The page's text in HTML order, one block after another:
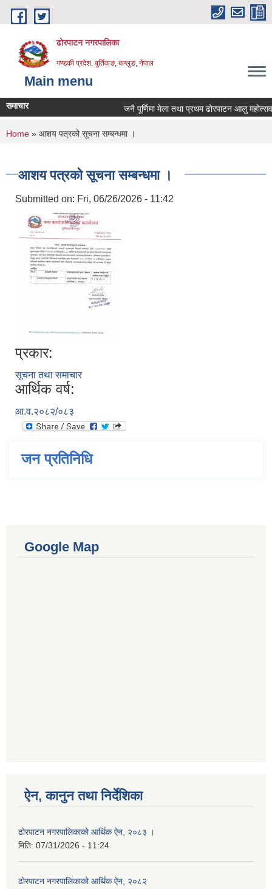
Skip to main content
ढोरपाटन नगरपालिका
गण्डकी प्रदेश, बुर्तिवाङ, बाग्लुङ, नेपाल
Main menu
समाचार जनै पूर्णिमा मेला तथा प्रथम ढोरपाटन आलु
You are here
Home » आशय पत्रको सूचना सम्बन्धमा ।
आशय पत्रको सूचना सम्बन्धमा ।
Submitted on: Fri, 06/26/2026 - 11:42
प्रकार:
सूचना तथा समाचार
आर्थिक वर्ष:
आ.व.२०८२/०८३
जन प्रतिनिधि
Google Map
ऐन, कानुन तथा निर्देशिका
ढोरपाटन नगरपालिकाको आर्थिक ऐन, २०८३ ।
मिति: 07/31/2026 - 11:24
ढोरपाटन नगरपालिकाको आर्थिक ऐन, २०८२